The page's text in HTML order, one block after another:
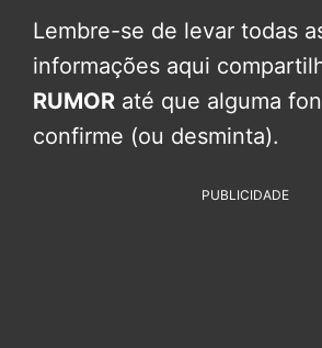
Lembre-se de levar todas
informações aqui
RUMOR até que alguma
confirme (ou desminta).
PUBLICIDADE